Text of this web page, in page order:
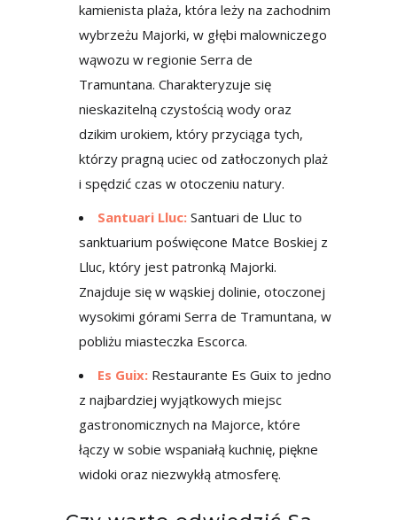
kamienista plaża, która leży na zachodnim
wybrzeżu Majorki, w głębi malowniczego
wąwozu w regionie Serra de
Tramuntana. Charakteryzuje się
nieskazitelną czystością wody oraz
dzikim urokiem, który przyciąga tych,
którzy pragną uciec od zatłoczonych plaż
i spędzić czas w otoczeniu natury.
Santuari Lluc: Santuari de Lluc to
sanktuarium poświęcone Matce Boskiej z
Lluc, który jest patronką Majorki.
Znajduje się w wąskiej dolinie, otoczonej
wysokimi górami Serra de Tramuntana, w
pobliżu miasteczka Escorca.
Es Guix: Restaurante Es Guix to jedno
z najbardziej wyjątkowych miejsc
gastronomicznych na Majorce, które
łączy w sobie wspaniałą kuchnię, piękne
widoki oraz niezwykłą atmosferę.